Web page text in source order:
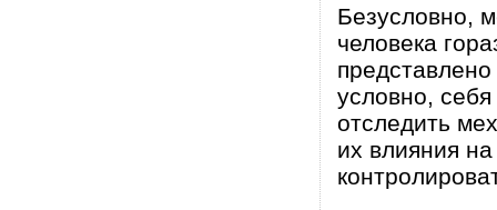
Безусловно,
человека
условно,
отследить
их влияния